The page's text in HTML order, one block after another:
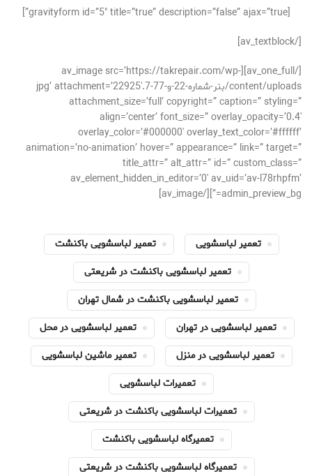
[gravityform id=”5″ title=”true” description=”false” ajax=”true”]
[/av_textblock]
[/av_one_full][av_image src=’https://takrepair.com/wp-
content/uploads/بنر-شماره-22-و-77-7.jpg’ attachment=’22925′
attachment_size=’full’ copyright=” caption=” styling=”
align=’center’ font_size=” overlay_opacity=’0.4′
overlay_color=’#000000′ overlay_text_color=’#ffffff’
animation=’no-animation’ hover=” appearance=” link=” target=”
title_attr=” alt_attr=” id=” custom_class=”
av_element_hidden_in_editor=’0′ av_uid=’av-l78rhpfm’
admin_preview_bg=”][/av_image]
تعمیر لباسشویی
تعمیر لباسشویی باکنشت
تعمیر لباسشویی باکنشت در شریعتی
تعمیر لباسشویی باکنشت در شمال تهران
تعمیر لباسشویی در تهران
تعمیر لباسشویی در محل
تعمیر لباسشویی در منزل
تعمیر ماشین لباسشویی
تعمیرات لباسشویی
تعمیرات لباسشویی باکنشت در شریعتی
تعمیرگاه لباسشویی باکنشت
تعمیرگاه لباسشویی باکنشت در شریعتی